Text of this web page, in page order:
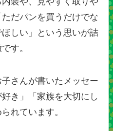
だパンを買うだけでな
しい」という思いが詰
す。
さんが書いたメッセー
き」「家族を大切にし
れています。